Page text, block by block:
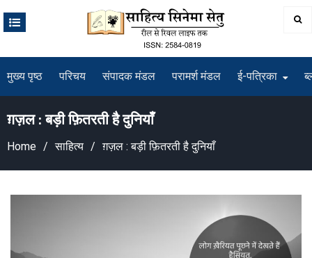
मुख्य पृष्ठ परिचय संपादक मंडल परामर्श मंडल ई-पत्रिका
ग़ज़ल : बड़ी फ़ितरती है दुनियाँ
Home साहित्य ग़ज़ल : बड़ी फ़ितरती है दुनियाँ